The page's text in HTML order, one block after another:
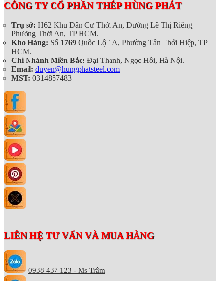
CÔNG TY CỔ PHẦN THÉP HÙNG PHÁT
Trụ sở: H62 Khu Dân Cư Thới An, Đường Lê Thị Riêng,
Phường Thới An, TP HCM.
Kho Hàng: Số 1769 Quốc Lộ 1A, Phường Tân Thới Hiệp, TP
HCM.
Chi Nhánh Miền Bắc: Đại Thanh, Ngọc Hồi, Hà Nội.
Email: duyen@hungphatsteel.com
MST: 0314857483
LIÊN HỆ TƯ VẤN VÀ MUA HÀNG
0938 437 123 - Ms Trâm